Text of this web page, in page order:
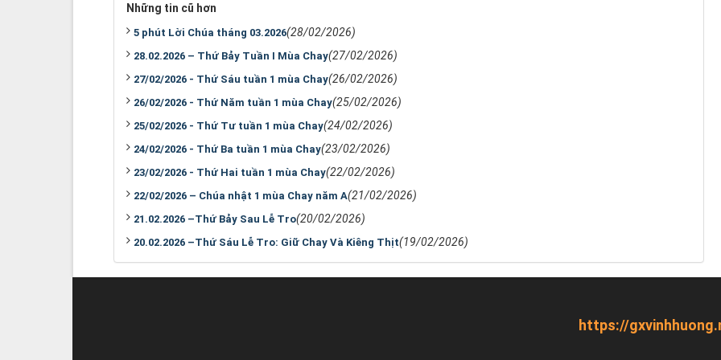
Những tin cũ hơn
5 phút Lời Chúa tháng 03.2026(28/02/2026)
28.02.2026 – Thứ Bảy Tuần I Mùa Chay(27/02/2026)
27/02/2026 - Thứ Sáu tuần 1 mùa Chay(26/02/2026)
26/02/2026 - Thứ Năm tuần 1 mùa Chay(25/02/2026)
25/02/2026 - Thứ Tư tuần 1 mùa Chay(24/02/2026)
24/02/2026 - Thứ Ba tuần 1 mùa Chay(23/02/2026)
23/02/2026 - Thứ Hai tuần 1 mùa Chay(22/02/2026)
22/02/2026 – Chúa nhật 1 mùa Chay năm A(21/02/2026)
21.02.2026 –Thứ Bảy Sau Lễ Tro(20/02/2026)
20.02.2026 –Thứ Sáu Lễ Tro: Giữ Chay Và Kiêng Thịt(19/02/2026)
https://